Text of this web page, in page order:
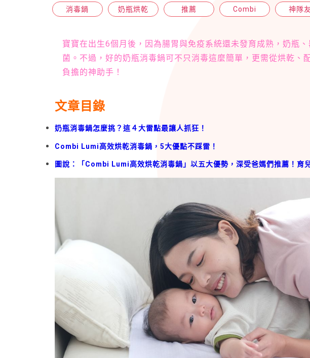
消毒鍋 奶瓶烘乾 推薦 Combi 神隊友
寶寶在出生6個月後，因為腸胃與免疫系統還未發育成熟，奶瓶
菌。不過，好的奶瓶消毒鍋可不只消毒這麼簡單，更需從烘乾、
負擔的神助手！
文章目錄
奶瓶消毒鍋怎麼挑？這４大雷點最讓人抓狂！
Combi Lumi高效烘乾消毒鍋，5大優點不踩雷！
圖說：「Combi Lumi高效烘乾消毒鍋」以五大優勢，深受爸媽們推薦！育